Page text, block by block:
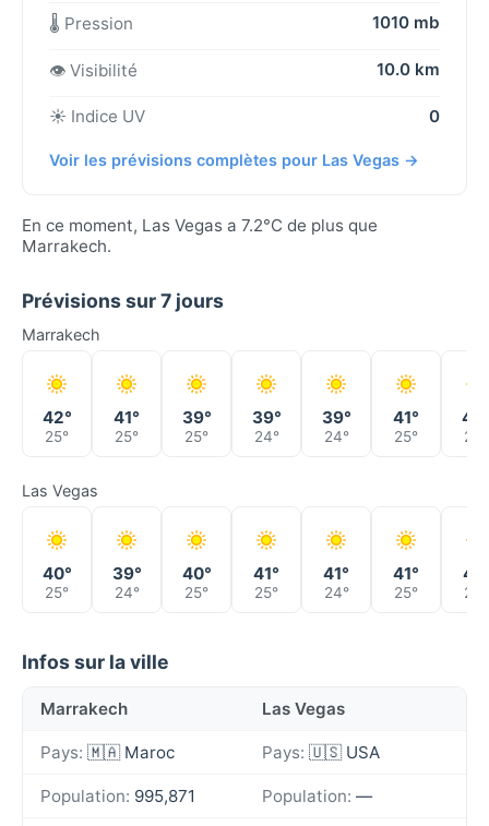
🌡️ Pression 1010 mb
👁️ Visibilité 10.0 km
☀️ Indice UV 0
Voir les prévisions complètes pour Las Vegas →
En ce moment, Las Vegas a 7.2°C de plus que
Marrakech.
Prévisions sur 7 jours
Marrakech
42°
25°
41°
25°
39°
25°
39°
24°
39°
24°
41°
25° 26°
Las Vegas
40°
25°
39°
24°
40°
25°
41°
25°
41°
24°
41°
25°
41°
25°
Infos sur la ville
Marrakech Las Vegas
Pays: 🇲🇦 Maroc Pays: 🇺🇸 USA
Population: 995,871 Population: —